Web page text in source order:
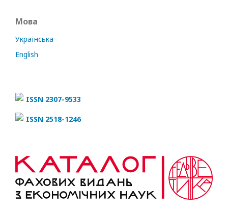
Мова
Українська
English
ISSN 2307-9533
ISSN 2518-1246